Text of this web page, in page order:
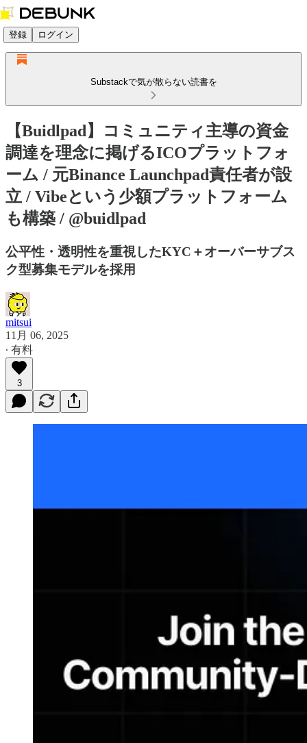
登録 ログイン
Substackで気が散らない読書を
【Buidlpad】コミュニティ主導の資金
調達を理念に掲げるICOプラットフォ
ーム / 元Binance Launchpad責任者が設
立 / Vibeという少額プラットフォーム
も構築 / @buidlpad
公平性・透明性を重視したKYC＋オーバーサブス
ク型募集モデルを採用
mitsui
11月 06, 2025
∙ 有料
3